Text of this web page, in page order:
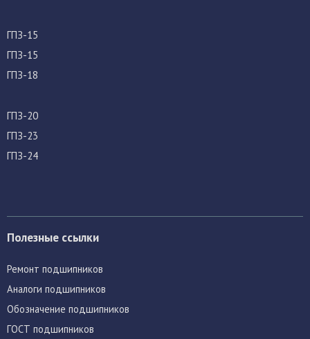
ГПЗ-15
ГПЗ-15
ГПЗ-18
ГПЗ-20
ГПЗ-23
ГПЗ-24
Полезные ссылки
Ремонт подшипников
Аналоги подшипников
Обозначение подшипников
ГОСТ подшипников